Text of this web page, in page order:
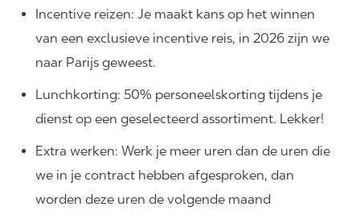
Incentive reizen: Je maakt kans op het winnen
van een exclusieve incentive reis, in 2026 zijn we
naar Parijs geweest.
Lunchkorting: 50% personeelskorting tijdens je
dienst op een geselecteerd assortiment. Lekker!
Extra werken: Werk je meer uren dan de uren die
we in je contract hebben afgesproken, dan
worden deze uren de volgende maand